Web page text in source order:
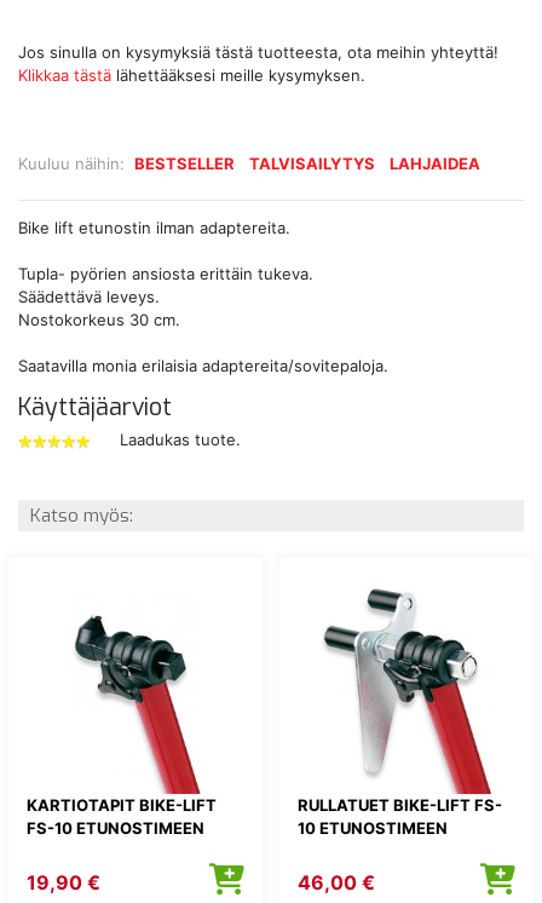
Kuuluu näihin: BESTSELLER TALVISAILYTYS LAHJAIDEA
Jos sinulla on kysymyksiä tästä tuotteesta, ota meihin yhteyttä!
Klikkaa tästä lähettääksesi meille kysymyksen.
Bike lift etunostin ilman adaptereita.
Tupla- pyörien ansiosta erittäin tukeva.
Säädettävä leveys.
Nostokorkeus 30 cm.
Saatavilla monia erilaisia adaptereita/sovitepaloja.
Käyttäjäarviot
Laadukas tuote.
Katso myös:
KARTIOTAPIT BIKE-LIFT
FS-10 ETUNOSTIMEEN
19,90 €
RULLATUET BIKE-LIFT FS-
10 ETUNOSTIMEEN
46,00 €